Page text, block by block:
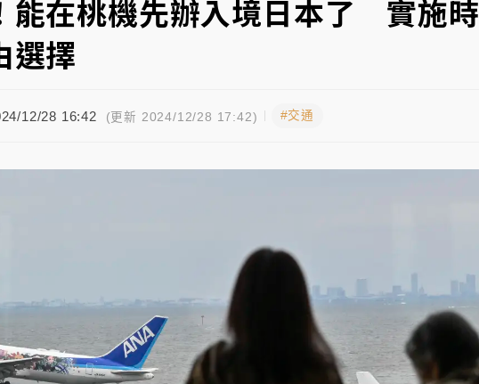
東檢抗告成功 今重開羈押庭
金158kg遭查扣畫面曝光
今線上預約開賣一度塞車 周六起展出延長至晚上7時
彈轟3天 「紅到發紫」降雨熱區曝
能在桃機先辦入境日本了 實施時
選擇
12/28 16:42 (更新 2024/12/28 17:42) #交通